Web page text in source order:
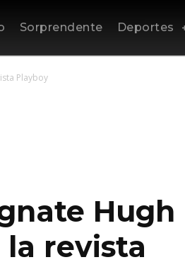
Sorprendente Deportes
Playboy
Hugh
revista